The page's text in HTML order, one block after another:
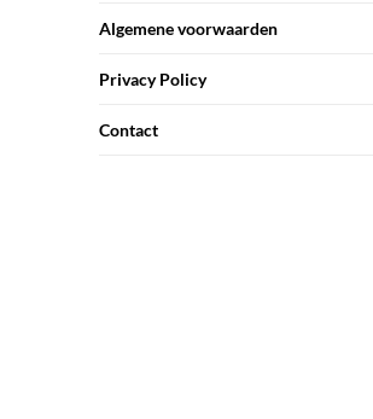
Algemene voorwaarden
Privacy Policy
Contact